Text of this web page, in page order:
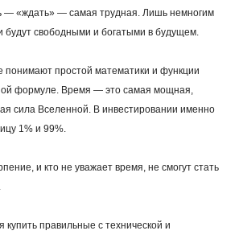
— «ждать» — самая трудная. Лишь немногим
будут свободными и богатыми в будущем.
понимают простой математики и функции
формуле. Время — это самая мощная,
сила Вселенной. В инвестировании именно
1% и 99%.
и кто не уважает время, не смогут стать
правильные с технической и